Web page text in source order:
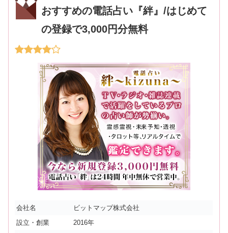
おすすめの電話占い『絆』/はじめて
の登録で3,000円分無料
会社名
ビットマップ株式会社
設立・創業
2016年